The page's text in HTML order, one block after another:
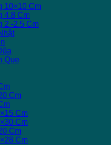
10×10 Cm
4.8 Cm
2 -2.5 Cm
Que
Cm
Cm
Cm
Cm
Cm